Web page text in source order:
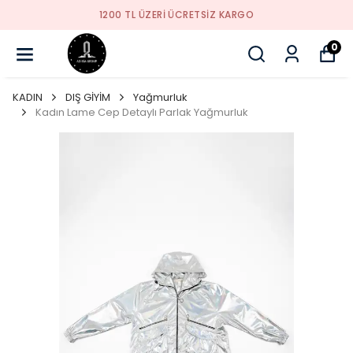
YENI SEZON ÜRÜNLER
0
KADIN DIŞ GİYİM
Yağmurluk
Kadın Lame Cep Detaylı Parlak Yağmurluk